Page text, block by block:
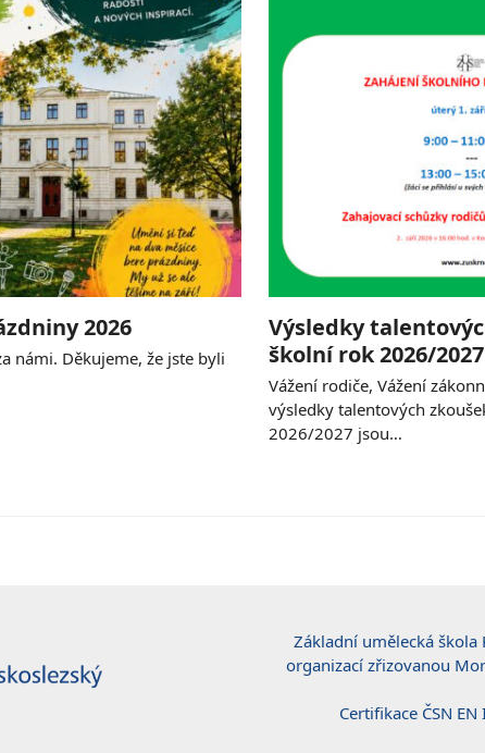
2026
námi. Děkujeme, že jste byli
Výsledky
školní rok 2026/2027
Vážení rodiče, Vážení
výsledky talentových
2026/2027 jsou…
Základní umělecká
organizací zřizovanou
Certifikace ČSN